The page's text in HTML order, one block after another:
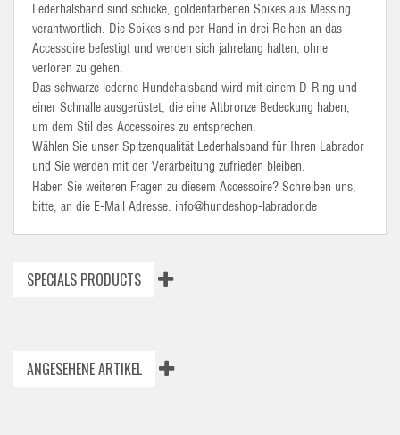
Lederhalsband sind schicke, goldenfarbenen Spikes aus Messing
verantwortlich. Die Spikes sind per Hand in drei Reihen an das
Accessoire befestigt und werden sich jahrelang halten, ohne
verloren zu gehen.
Das schwarze lederne Hundehalsband wird mit einem D-Ring und
einer Schnalle ausgerüstet, die eine Altbronze Bedeckung haben,
um dem Stil des Accessoires zu entsprechen.
Wählen Sie unser Spitzenqualität Lederhalsband für Ihren Labrador
und Sie werden mit der Verarbeitung zufrieden bleiben.
Haben Sie weiteren Fragen zu diesem Accessoire? Schreiben uns,
bitte, an die E-Mail Adresse: info@hundeshop-labrador.de
SPECIALS PRODUCTS
ANGESEHENE ARTIKEL